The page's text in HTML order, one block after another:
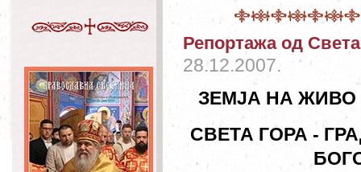
Репортажа од
28.12.2007.
ЗЕМЈА НА
СВЕТА ГОРА -